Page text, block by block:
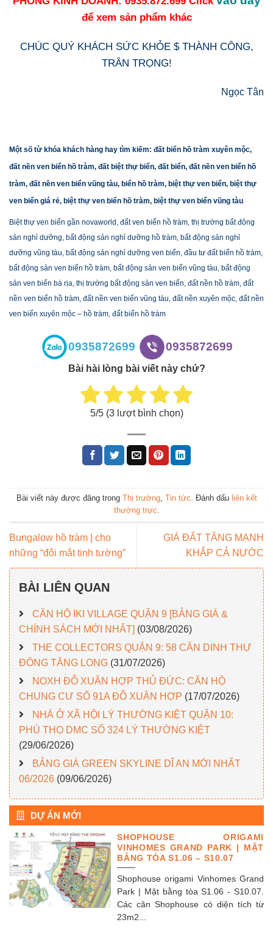
để xem sản phẩm khác
CHÚC QUÝ KHÁCH SỨC KHỎE $ THÀNH CÔNG,
TRÂN TRỌNG!
Ngọc Tân
Một số từ khóa khách hàng hay tìm kiếm: đất biển hồ tràm xuyên mộc,
đất nền ven biển hồ tràm, đất biệt thự biển, đất biển, đất nền ven biển hồ
tràm, đất nền ven biển vũng tàu, biển hồ tràm, biệt thự ven biển, biệt thự
ven biển giá rẻ, biệt thự ven biển hồ tràm, biệt thự ven biển vũng tàu
Biệt thự ven biển gần novaworld, đất ven biển hồ tràm, thị trường bất động
sản nghỉ dưỡng, bất động sản nghỉ dưỡng hồ tràm, bất động sản nghỉ
dưỡng vũng tàu, bất động sản nghỉ dưỡng ven biển, đầu tư đất biển hồ tràm,
bất động sản ven biển hồ tràm, bất động sản ven biển vũng tàu, bất động
sản ven biển bà rịa, thị trường bất động sản ven biển, đất nền hồ tràm, đất
nền ven biển hồ tràm, đất nền ven biển vũng tàu, đất nền xuyên mộc, đất nền
ven biển xuyên mộc – hồ tràm, đất biển hồ tràm
0935872699 0935872699
Bài hài lòng bài viết này chứ?
5/5 (3lượt bình chọn)
Bài viết này được đăng trong Thị trường, Tin tức. Đánh dấu liên kết
thường trực.
Bungalow hồ tràm | cho
những “đôi mắt tinh tường”
GIÁ ĐẤT TĂNG MẠNH
KHẮP CẢ NƯỚC
BÀI LIÊN QUAN
CĂN HỘ IKI VILLAGE QUẬN 9 [BẢNG GIÁ &
CHÍNH SÁCH MỚI NHẤT] (03/08/2026)
THE COLLECTORS QUẬN 9: 58 CĂN DINH THỰ
ĐÔNG TĂNG LONG (31/07/2026)
NOXH ĐỖ XUÂN HỢP THỦ ĐỨC: CĂN HỘ
CHUNG CƯ SỐ 91A ĐỖ XUÂN HỢP (17/07/2026)
NHÀ Ở XÃ HỘI LÝ THƯỜNG KIỆT QUẬN 10:
PHÚ THỌ DMC SỐ 324 LÝ THƯỜNG KIỆT
(29/06/2026)
BẢNG GIÁ GREEN SKYLINE DĨ AN MỚI NHẤT
06/2026 (09/06/2026)
DỰ ÁN MỚI
SHOPHOUSE ORIGAMI
VINHOMES GRAND PARK | MẶT
BẰNG TÒA S1.06 – S10.07
Shophouse origami Vinhomes Grand
Park | Mặt bằng tòa S1.06 - S10.07.
Các căn Shophouse có diện tích từ
23m2...